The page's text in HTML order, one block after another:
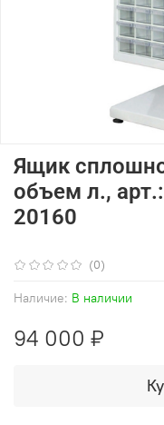
(0)
Наличие: В наличии
Ящик
объем л., арт.: MT1-K, белый, код:
20160
94 000 ₽